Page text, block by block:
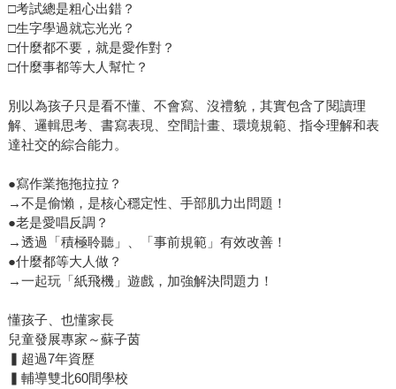
□考試總是粗心出錯？
□生字學過就忘光光？
□什麼都不要，就是愛作對？
□什麼事都等大人幫忙？
別以為孩子只是看不懂、不會寫、沒禮貌，其實包含了閱讀理
解、邏輯思考、書寫表現、空間計畫、環境規範、指令理解和表
達社交的綜合能力。
●寫作業拖拖拉拉？
→不是偷懶，是核心穩定性、手部肌力出問題！
●老是愛唱反調？
→透過「積極聆聽」、「事前規範」有效改善！
●什麼都等大人做？
→一起玩「紙飛機」遊戲，加強解決問題力！
懂孩子、也懂家長
兒童發展專家～蘇子茵
▍超過7年資歷
▍輔導雙北60間學校